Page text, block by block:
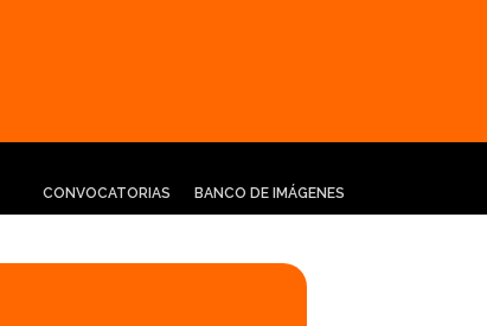
CONVOCATORIAS BANCO DE IMÁGENES